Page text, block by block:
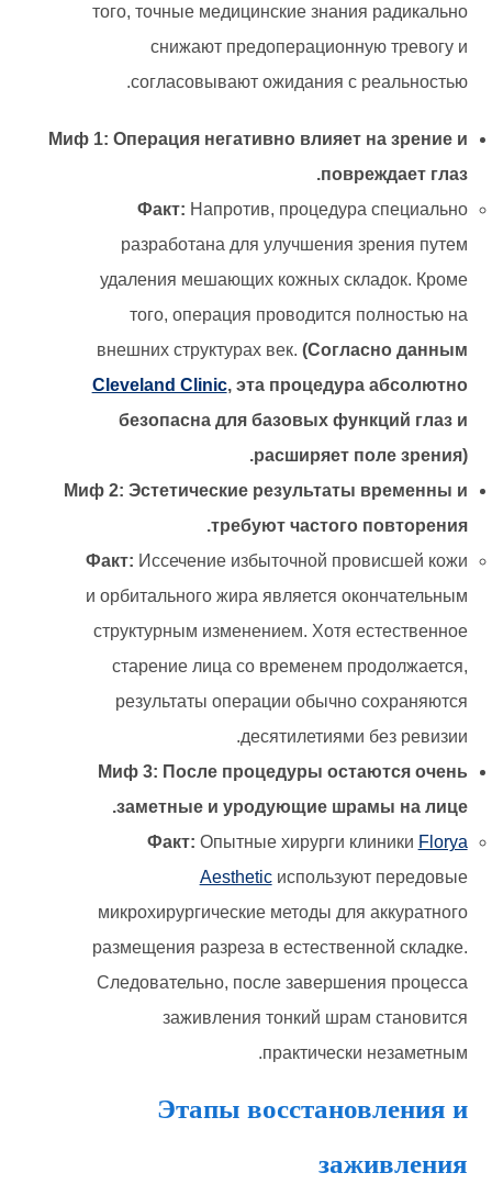
того, точные медицинские знания радикально
снижают предоперационную тревогу и
согласовывают ожидания с реальностью.
Миф 1: Операция негативно влияет на зрение и
повреждает глаз.
Факт: Напротив, процедура специально
разработана для улучшения зрения путем
удаления мешающих кожных складок. Кроме
того, операция проводится полностью на
внешних структурах век. (Согласно данным
Cleveland Clinic, эта процедура абсолютно
безопасна для базовых функций глаз и
расширяет поле зрения).
Миф 2: Эстетические результаты временны и
требуют частого повторения.
Факт: Иссечение избыточной провисшей кожи
и орбитального жира является окончательным
структурным изменением. Хотя естественное
старение лица со временем продолжается,
результаты операции обычно сохраняются
десятилетиями без ревизии.
Миф 3: После процедуры остаются очень
заметные и уродующие шрамы на лице.
Факт: Опытные хирурги клиники Florya
Aestheticиспользуют передовые
микрохирургические методы для аккуратного
размещения разреза в естественной складке.
Следовательно, после завершения процесса
заживления тонкий шрам становится
практически незаметным.
Этапы восстановления и
заживления